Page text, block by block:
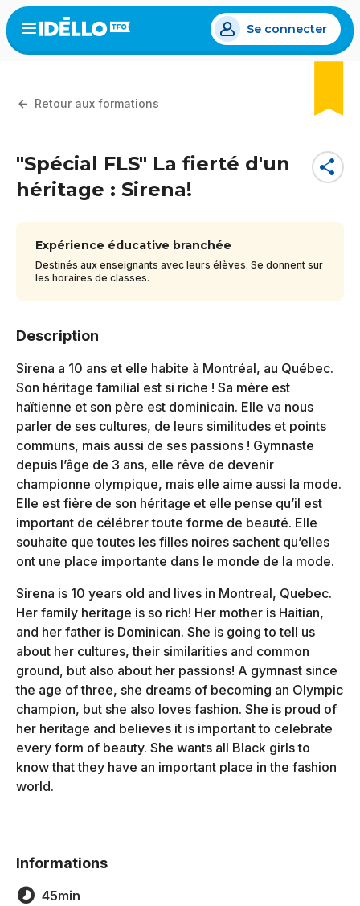
Aller
au
contenu
Open
menu
Se connecter
Retour aux formations
"Spécial FLS" La fierté d'un
héritage : Sirena!
share
Expérience éducative branchée
Destinés aux enseignants avec leurs élèves. Se donnent sur
les horaires de classes.
Description
Sirena a 10 ans et elle habite à Montréal, au Québec.
Son héritage familial est si riche ! Sa mère est
haïtienne et son père est dominicain. Elle va nous
parler de ses cultures, de leurs similitudes et points
communs, mais aussi de ses passions ! Gymnaste
depuis l’âge de 3 ans, elle rêve de devenir
championne olympique, mais elle aime aussi la mode.
Elle est fière de son héritage et elle pense qu’il est
important de célébrer toute forme de beauté. Elle
souhaite que toutes les filles noires sachent qu’elles
ont une place importante dans le monde de la mode.
Sirena is 10 years old and lives in Montreal, Quebec.
Her family heritage is so rich! Her mother is Haitian,
and her father is Dominican. She is going to tell us
about her cultures, their similarities and common
ground, but also about her passions! A gymnast since
the age of three, she dreams of becoming an Olympic
champion, but she also loves fashion. She is proud of
her heritage and believes it is important to celebrate
every form of beauty. She wants all Black girls to
know that they have an important place in the fashion
world.
Informations
45min